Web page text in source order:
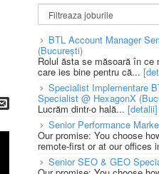
BTL Account Manager
(București)
Rolul ăsta se măsoară în ce
care ies bine pentru că...
Specialist Implementare
Specialist @ HexagonX
Lucrăm dintr-o hală... [detalii]
Senior Performance
Our promise: You choose
remote-first or at our offices
Senior SEO & GEO